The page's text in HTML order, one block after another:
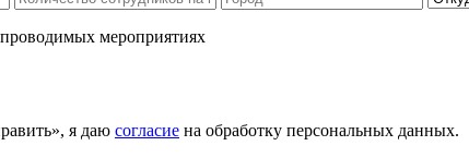
мероприятиях
я даю согласие на обработку персональных данных.